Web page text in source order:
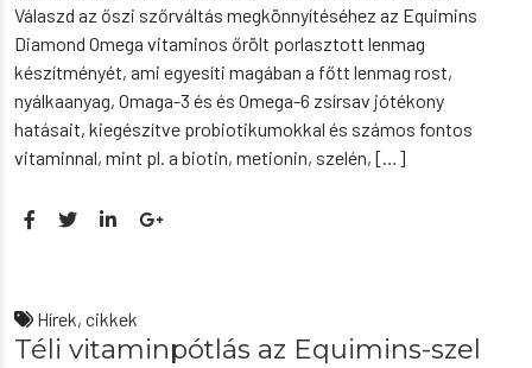
Válaszd az őszi szőrváltás megkönnyítéséhez az Equimins
Diamond Omega vitaminos őrölt porlasztott lenmag
készítményét, ami egyesíti magában a főtt lenmag rost,
nyálkaanyag, Omaga-3 és és Omega-6 zsírsav jótékony
hatásait, kiegészítve probiotikumokkal és számos fontos
vitaminnal, mint pl. a biotin, metionin, szelén, […]
Hírek, cikkek
Téli vitaminpótlás az Equimins-szel